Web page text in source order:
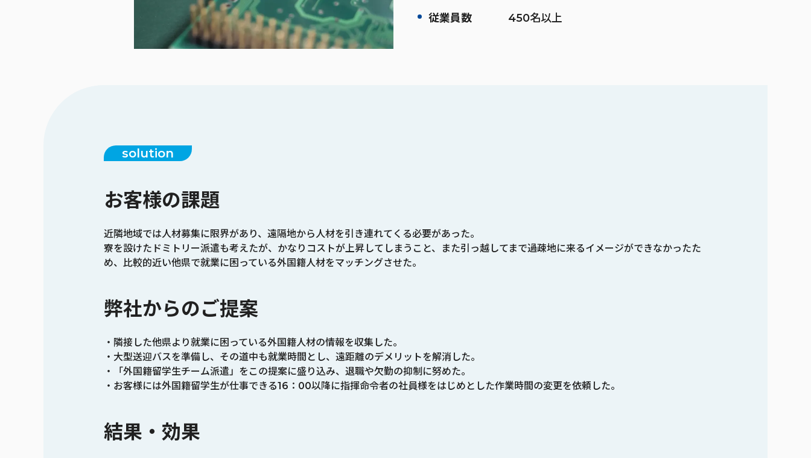
従業員数
450名以上
solution
お客様の課題
近隣地域では人材募集に限界があり、遠隔地から人材を引き連れてくる必要があった。
寮を設けたドミトリー派遣も考えたが、かなりコストが上昇してしまうこと、また引っ越してまで過疎地に来るイメージができなかったた
め、比較的近い他県で就業に困っている外国籍人材をマッチングさせた。
弊社からのご提案
隣接した他県より就業に困っている外国籍人材の情報を収集した。
大型送迎バスを準備し、その道中も就業時間とし、遠距離のデメリットを解消した。
「外国籍留学生チーム派遣」をこの提案に盛り込み、退職や欠勤の抑制に努めた。
お客様には外国籍留学生が仕事できる16：00以降に指揮命令者の社員様をはじめとした作業時間の変更を依頼した。
結果・効果